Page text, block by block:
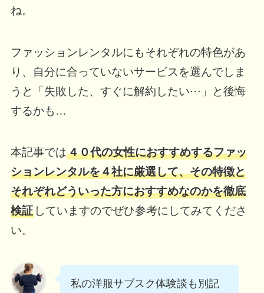
ね。
ファッションレンタルにもそれぞれの特色があ
り、自分に合っていないサービスを選んでしま
うと「失敗した、すぐに解約したい⋯」と後悔
するかも…
本記事では４０代の女性におすすめするファッ
ションレンタルを４社に厳選して、その特徴と
それぞれどういった方におすすめなのかを徹底
検証していますのでぜひ参考にしてみてくださ
い。
私の洋服サブスク体験談も別記